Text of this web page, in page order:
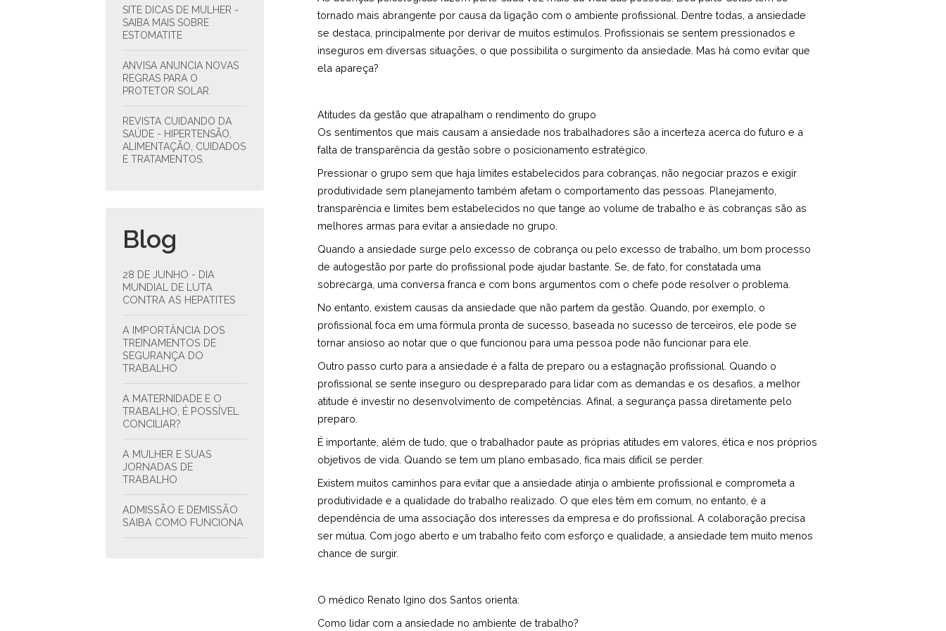
SITE DICAS DE MULHER -
SAIBA MAIS SOBRE
ESTOMATITE
ANVISA ANUNCIA NOVAS
REGRAS PARA O
PROTETOR SOLAR
REVISTA CUIDANDO DA
SAÚDE - HIPERTENSÃO,
ALIMENTAÇÃO, CUIDADOS
E TRATAMENTOS.
Blog
28 DE JUNHO - DIA
MUNDIAL DE LUTA
CONTRA AS HEPATITES
A IMPORTÂNCIA DOS
TREINAMENTOS DE
SEGURANÇA DO
TRABALHO
A MATERNIDADE E O
TRABALHO, É POSSÍVEL
CONCILIAR?
A MULHER E SUAS
JORNADAS DE
TRABALHO
ADMISSÃO E DEMISSÃO
SAIBA COMO FUNCIONA
tornado mais abrangente por causa da ligação com o ambiente profissional. Dentre todas, a ansiedade
se destaca, principalmente por derivar de muitos estímulos. Profissionais se sentem pressionados e
inseguros em diversas situações, o que possibilita o surgimento da ansiedade. Mas há como evitar que
ela apareça?
Atitudes da gestão que atrapalham o rendimento do grupo
Os sentimentos que mais causam a ansiedade nos trabalhadores são a incerteza acerca do futuro e a
falta de transparência da gestão sobre o posicionamento estratégico.
Pressionar o grupo sem que haja limites estabelecidos para cobranças, não negociar prazos e exigir
produtividade sem planejamento também afetam o comportamento das pessoas. Planejamento,
transparência e limites bem estabelecidos no que tange ao volume de trabalho e às cobranças são as
melhores armas para evitar a ansiedade no grupo.
Quando a ansiedade surge pelo excesso de cobrança ou pelo excesso de trabalho, um bom processo
de autogestão por parte do profissional pode ajudar bastante. Se, de fato, for constatada uma
sobrecarga, uma conversa franca e com bons argumentos com o chefe pode resolver o problema.
No entanto, existem causas da ansiedade que não partem da gestão. Quando, por exemplo, o
profissional foca em uma fórmula pronta de sucesso, baseada no sucesso de terceiros, ele pode se
tornar ansioso ao notar que o que funcionou para uma pessoa pode não funcionar para ele.
Outro passo curto para a ansiedade é a falta de preparo ou a estagnação profissional. Quando o
profissional se sente inseguro ou despreparado para lidar com as demandas e os desafios, a melhor
atitude é investir no desenvolvimento de competências. Afinal, a segurança passa diretamente pelo
preparo.
É importante, além de tudo, que o trabalhador paute as próprias atitudes em valores, ética e nos próprios
objetivos de vida. Quando se tem um plano embasado, fica mais difícil se perder.
Existem muitos caminhos para evitar que a ansiedade atinja o ambiente profissional e comprometa a
produtividade e a qualidade do trabalho realizado. O que eles têm em comum, no entanto, é a
dependência de uma associação dos interesses da empresa e do profissional. A colaboração precisa
ser mútua. Com jogo aberto e um trabalho feito com esforço e qualidade, a ansiedade tem muito menos
chance de surgir.
O médico Renato Igino dos Santos orienta:
Como lidar com a ansiedade no ambiente de trabalho?